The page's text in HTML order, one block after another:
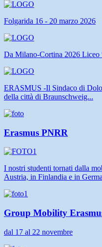
Folgarida 16 - 20 marzo 2026
Da Milano-Cortina 2026 Liceo
ERASMUS -Il Sindaco di
della città di Braunschweig...
Erasmus PNRR
I nostri studenti tornati dalla
Austria, in Finlandia e in
Group Mobility
dal 17 al 22 novembre